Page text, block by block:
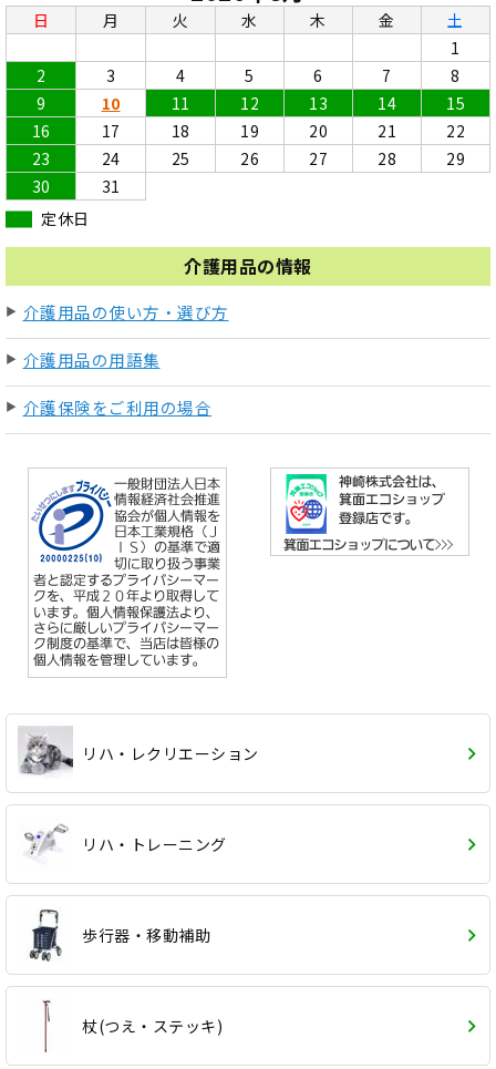
日 月 火 水 木 金
土
1
2
3 4 5 6 7
8
9
10 11 12 13 14
15
16
17 18 19 20 21
22
23
24 25 26 27 28
29
30
31
定休日
介護用品の情報
介護用品の使い方・選び方
介護用品の用語集
介護保険をご利用の場合
リハ・レクリエーション
リハ・トレーニング
歩行器・移動補助
杖(つえ・ステッキ)